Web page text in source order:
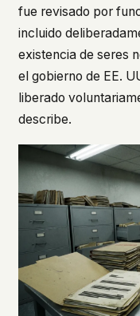
fue revisado por
incluido
existencia de seres
el gobierno de EE.
liberado
describe.